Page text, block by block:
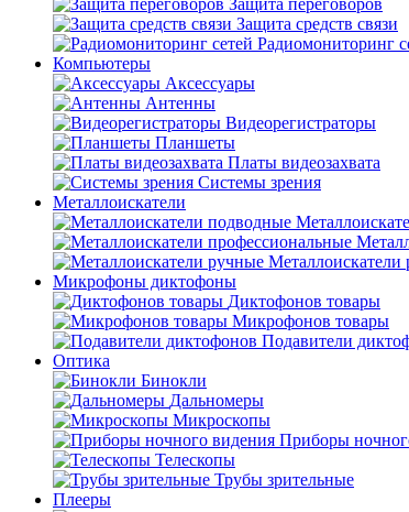
Защита переговоров
Защита средств связи
Радиомониторинг
Компьютеры
Аксессуары
Антенны
Видеорегистраторы
Планшеты
Платы видеозахвата
Системы зрения
Металлоискатели
Металлоискатели
Микрофоны диктофоны
Диктофонов товары
Микрофонов товары
Подавители
Оптика
Бинокли
Дальномеры
Микроскопы
Приборы
Телескопы
Трубы зрительные
Плееры